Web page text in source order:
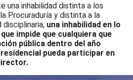
una inhabilidad distinta a los
Procuraduría y distinta a la
una inhabilidad en lo
impide que cualquiera que
pública dentro del año
pueda participar en